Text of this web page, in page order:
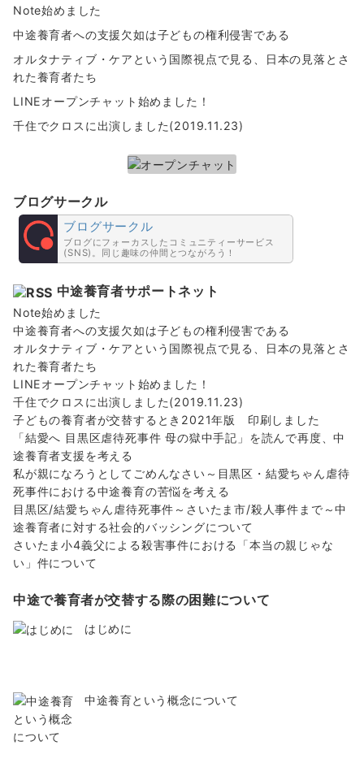
Note始めました
中途養育者への支援欠如は子どもの権利侵害である
オルタナティブ・ケアという国際視点で見る、日本の見落とさ
れた養育者たち
LINEオープンチャット始めました！
千住でクロスに出演しました(2019.11.23)
ブログサークル
ブログサークル
ブログにフォーカスしたコミュニティーサービス
(SNS)。同じ趣味の仲間とつながろう！
中途養育者サポートネット
Note始めました
中途養育者への支援欠如は子どもの権利侵害である
オルタナティブ・ケアという国際視点で見る、日本の見落とさ
れた養育者たち
LINEオープンチャット始めました！
千住でクロスに出演しました(2019.11.23)
子どもの養育者が交替するとき2021年版 印刷しました
「結愛へ 目黒区虐待死事件 母の獄中手記」を読んで再度、中
途養育者支援を考える
私が親になろうとしてごめんなさい～目黒区・結愛ちゃん虐待
死事件における中途養育の苦悩を考える
目黒区/結愛ちゃん虐待死事件～さいたま市/殺人事件まで～中
途養育者に対する社会的バッシングについて
さいたま小4義父による殺害事件における「本当の親じゃな
い」件について
中途で養育者が交替する際の困難について
はじめに
中途養育という概念について